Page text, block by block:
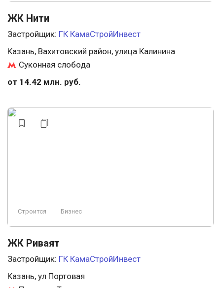
ЖК Нити
Застройщик: ГК КамаСтройИнвест
Казань, Вахитовский район, улица Калинина
Суконная слобода
от 14.42 млн. руб.
Строится Бизнес
ЖК Риваят
Застройщик: ГК КамаСтройИнвест
Казань, ул Портовая